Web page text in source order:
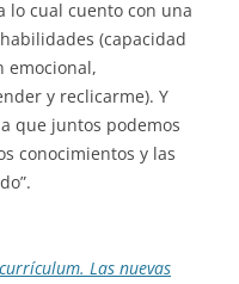
lo cual cuento con una
(capacidad
emocional,
y reclicarme). Y
que juntos podemos
conocimientos y las
Las nuevas